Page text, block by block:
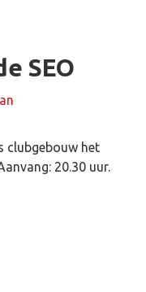
SEO
clubgebouw het
20.30 uur.